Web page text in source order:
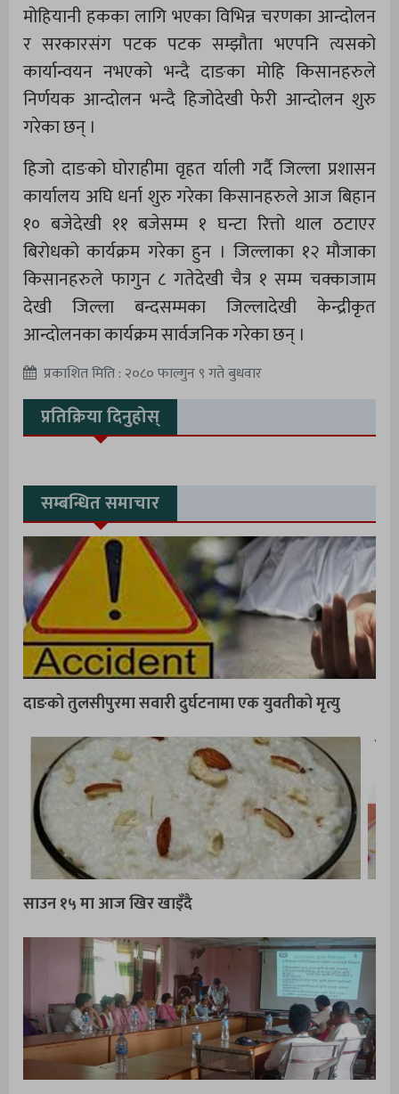
मोहियानी हकका लागि भएका विभिन्न चरणका आन्दोलन
र सरकारसंग पटक पटक सम्झौता भएपनि त्यसको
कार्यान्वयन नभएको भन्दै दाङका मोहि किसानहरुले
निर्णयक आन्दोलन भन्दै हिजोदेखी फेरी आन्दोलन शुरु
गरेका छन् ।
हिजो दाङको घोराहीमा वृहत र्याली गर्दै जिल्ला प्रशासन
कार्यालय अघि धर्ना शुरु गरेका किसानहरुले आज बिहान
१० बजेदेखी ११ बजेसम्म १ घन्टा रित्तो थाल ठटाएर
बिरोधको कार्यक्रम गरेका हुन । जिल्लाका १२ मौजाका
किसानहरुले फागुन ८ गतेदेखी चैत्र १ सम्म चक्काजाम
देखी जिल्ला बन्दसम्मका जिल्लादेखी केन्द्रीकृत
आन्दोलनका कार्यक्रम सार्वजनिक गरेका छन् ।
प्रकाशित मिति : २०८० फाल्गुन ९ गते बुधवार
प्रतिक्रिया दिनुहोस्
सम्बन्धित समाचार
दाङको तुलसीपुरमा सवारी दुर्घटनामा एक युवतीको मृत्यु
साउन १५ मा आज खिर खाइँदै